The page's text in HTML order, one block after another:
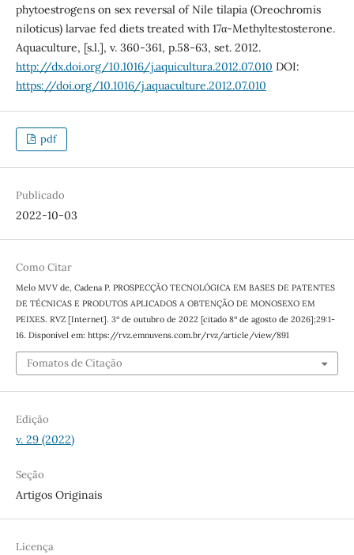
phytoestrogens on sex reversal of Nile tilapia (Oreochromis
niloticus) larvae fed diets treated with 17α-Methyltestosterone.
Aquaculture, [s.l.], v. 360-361, p.58-63, set. 2012.
http://dx.doi.org/10.1016/j.aquicultura.2012.07.010 DOI:
https://doi.org/10.1016/j.aquaculture.2012.07.010
pdf
Publicado
2022-10-03
Como Citar
Melo MVV de, Cadena P. PROSPECÇÃO TECNOLÓGICA EM BASES DE PATENTES
DE TÉCNICAS E PRODUTOS APLICADOS A OBTENÇÃO DE MONOSEXO EM
PEIXES. RVZ [Internet]. 3º de outubro de 2022 [citado 8º de agosto de 2026];29:1-
16. Disponível em: https://rvz.emnuvens.com.br/rvz/article/view/891
Fomatos de Citação
Edição
v. 29 (2022)
Seção
Artigos Originais
Licença